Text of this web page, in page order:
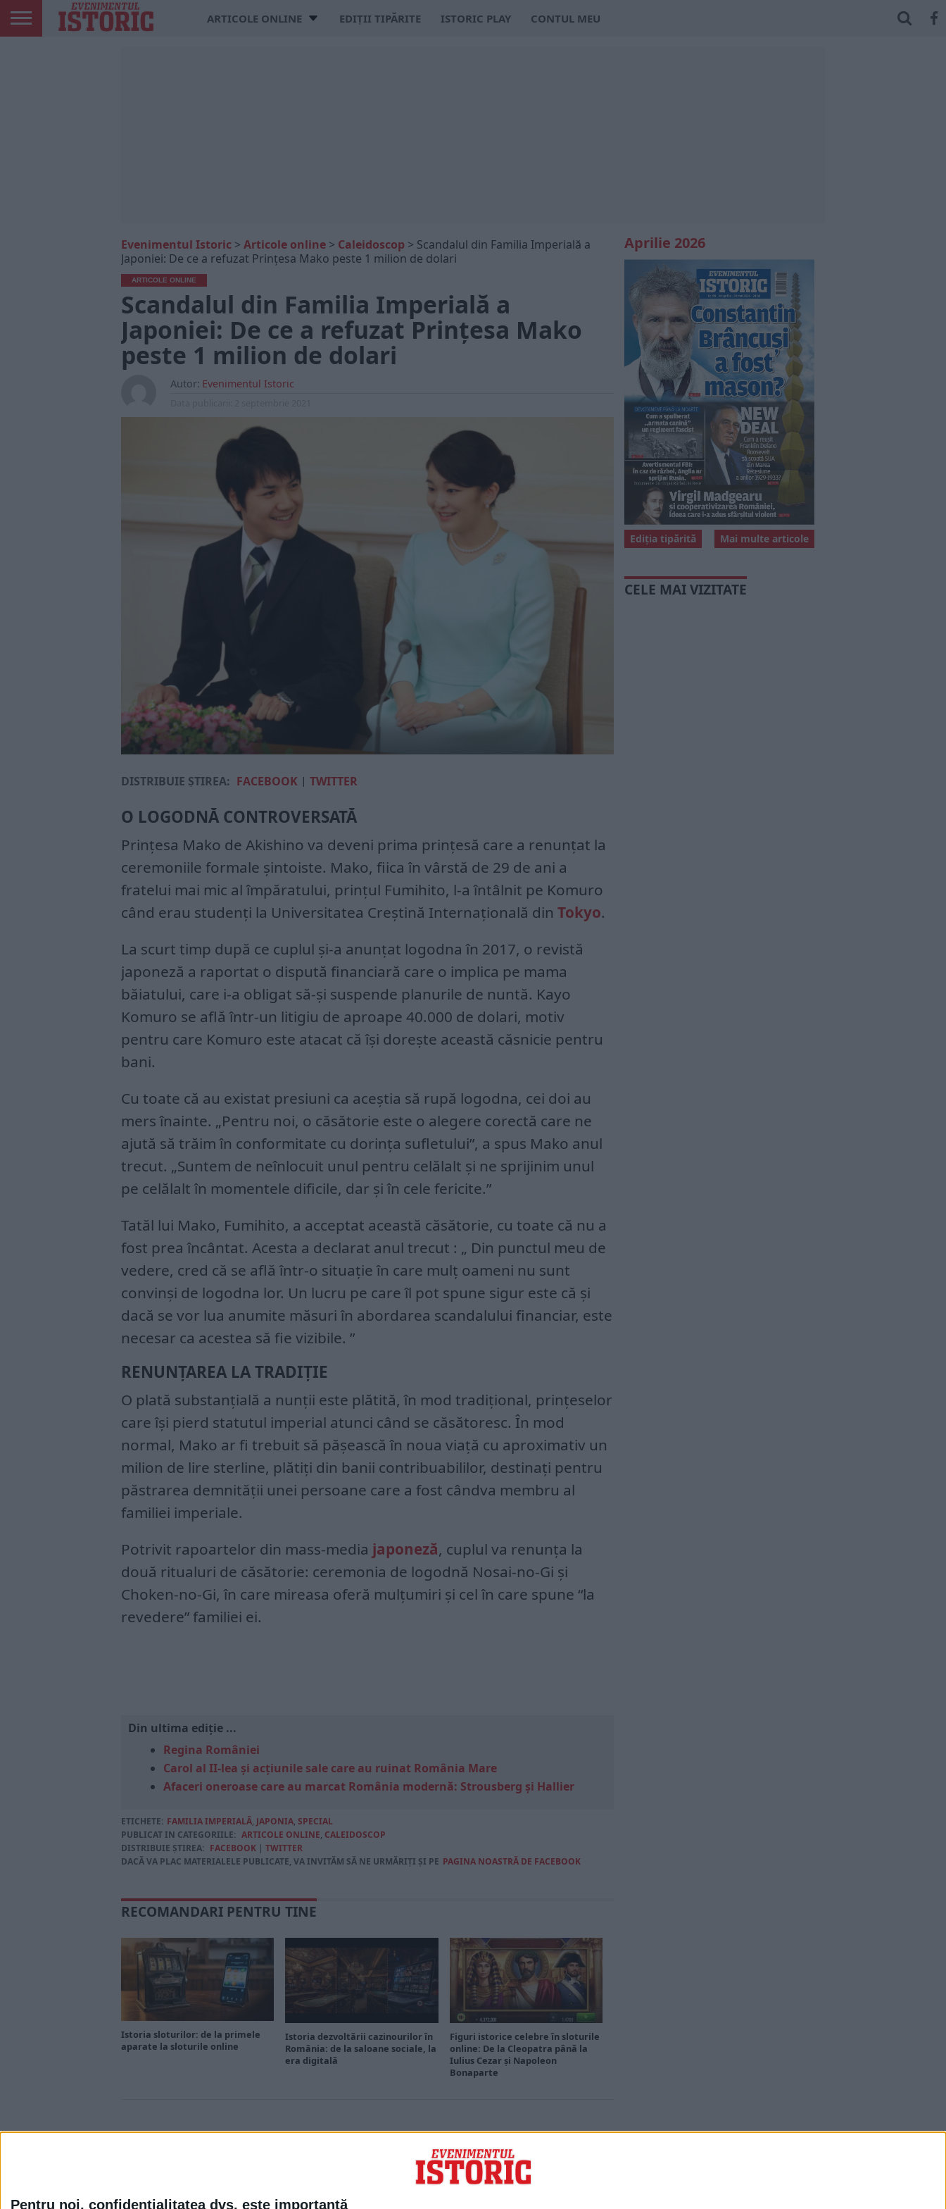
Pentru noi, confidențialitatea dvs. este importantă
ARTICOLE ONLINE EDIȚII TIPĂRITE ISTORIC PLAY CONTUL MEU
Evenimentul Istoric > Articole online > Caleidoscop > Scandalul din Familia Imperială a
Japoniei: De ce a refuzat Prințesa Mako peste 1 milion de dolari
ARTICOLE ONLINE
Scandalul din Familia Imperială a
Japoniei: De ce a refuzat Prințesa Mako
peste 1 milion de dolari
Autor: Evenimentul Istoric
DISTRIBUIE ȘTIREA: FACEBOOK | TWITTER
O LOGODNĂ CONTROVERSATĂ
Prințesa Mako de Akishino va deveni prima prințesă care a renunțat la
ceremoniile formale șintoiste. Mako, fiica în vârstă de 29 de ani a
fratelui mai mic al împăratului, prințul Fumihito, l-a întâlnit pe Komuro
când erau studenți la Universitatea Creștină Internațională din Tokyo.
La scurt timp după ce cuplul și-a anunțat logodna în 2017, o revistă
japoneză a raportat o dispută financiară care o implica pe mama
băiatului, care i-a obligat să-și suspende planurile de nuntă. Kayo
Komuro se află într-un litigiu de aproape 40.000 de dolari, motiv
pentru care Komuro este atacat că își dorește această căsnicie pentru
bani.
Cu toate că au existat presiuni ca aceștia să rupă logodna, cei doi au
mers înainte. „Pentru noi, o căsătorie este o alegere corectă care ne
ajută să trăim în conformitate cu dorința sufletului”, a spus Mako anul
trecut. „Suntem de neînlocuit unul pentru celălalt și ne sprijinim unul
pe celălalt în momentele dificile, dar și în cele fericite.”
Tatăl lui Mako, Fumihito, a acceptat această căsătorie, cu toate că nu a
fost prea încântat. Acesta a declarat anul trecut : „ Din punctul meu de
vedere, cred că se află într-o situație în care mulț oameni nu sunt
convinși de logodna lor. Un lucru pe care îl pot spune sigur este că și
dacă se vor lua anumite măsuri în abordarea scandalului financiar, este
necesar ca acestea să fie vizibile. ”
RENUNȚAREA LA TRADIȚIE
O plată substanțială a nunții este plătită, în mod tradițional, prințeselor
care își pierd statutul imperial atunci când se căsătoresc. În mod
normal, Mako ar fi trebuit să pășească în noua viață cu aproximativ un
milion de lire sterline, plătiți din banii contribuabililor, destinați pentru
păstrarea demnității unei persoane care a fost cândva membru al
familiei imperiale.
Potrivit rapoartelor din mass-media japoneză, cuplul va renunța la
două ritualuri de căsătorie: ceremonia de logodnă Nosai-no-Gi și
Choken-no-Gi, în care mireasa oferă mulțumiri și cel în care spune “la
revedere” familiei ei.
Din ultima ediție ...
Regina României
Carol al II-lea și acțiunile sale care au ruinat România Mare
Afaceri oneroase care au marcat România modernă: Strousberg și Hallier
ETICHETE: FAMILIA IMPERIALĂ, JAPONIA, SPECIAL
PUBLICAT IN CATEGORIILE: ARTICOLE ONLINE, CALEIDOSCOP
DISTRIBUIE ȘTIREA: FACEBOOK | TWITTER
DACĂ VA PLAC MATERIALELE PUBLICATE, VA INVITĂM SĂ NE URMĂRIȚI ȘI PE PAGINA NOASTRĂ DE FACEBOOK
RECOMANDARI PENTRU TINE
Istoria sloturilor: de la primele
aparate la sloturile online
Istoria dezvoltării cazinourilor în
România: de la saloane sociale, la
era digitală
Figuri istorice celebre în sloturile
online: De la Cleopatra până la
Iulius Cezar și Napoleon
Bonaparte
Aprilie 2026
Mai multe articole
Ediția tipărită
CELE MAI VIZITATE
Evenimentul Zilei